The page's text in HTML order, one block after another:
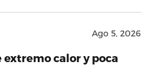
Ago 5, 2026
calor y poca